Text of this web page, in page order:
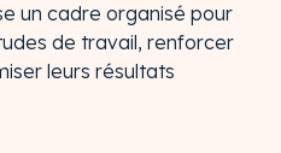
un cadre organisé pour
de travail, renforcer
leurs résultats